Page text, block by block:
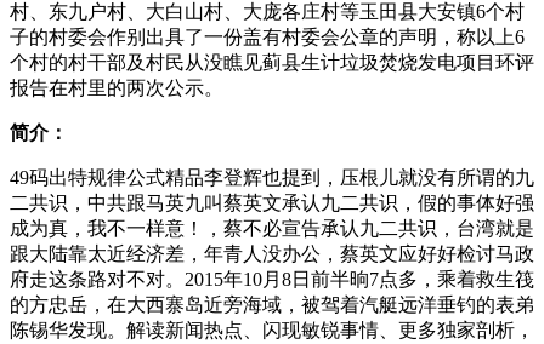
村、东九户村、大白山村、大庞各庄村等玉田县大安镇6个村
子的村委会作别出具了一份盖有村委会公章的声明，称以上6
个村的村干部及村民从没瞧见蓟县生计垃圾焚烧发电项目环评
报告在村里的两次公示。
简介：
49码出特规律公式精品李登辉也提到，压根儿就没有所谓的九
二共识，中共跟马英九叫蔡英文承认九二共识，假的事体好强
成为真，我不一样意！，蔡不必宣告承认九二共识，台湾就是
跟大陆靠太近经济差，年青人没办公，蔡英文应好好检讨马政
府走这条路对不对。2015年10月8日前半晌7点多，乘着救生筏
的方忠岳，在大西寨岛近旁海域，被驾着汽艇远洋垂钓的表弟
陈锡华发现。解读新闻热点、闪现敏锐事情、更多独家剖析，